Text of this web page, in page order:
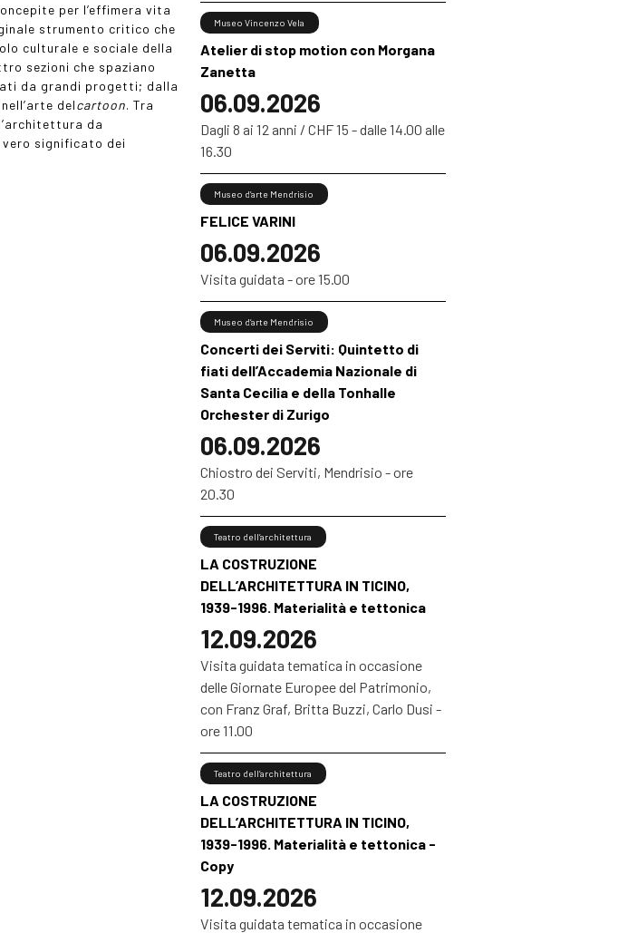
per l’effimera vita
strumento critico che
culturale e sociale della
sezioni che spaziano
da grandi progetti; dalla
delcartoon. Tra
da
significato dei
Atelier di stop motion con Morgana
Zanetta
06.09.2026
Museo Vincenzo Vela
Dagli 8 ai 12 anni / CHF 15 - dalle 14.00 alle
16.30
FELICE VARINI
06.09.2026
Museo d’arte Mendrisio
Visita guidata - ore 15.00
Concerti dei Serviti: Quintetto di
fiati dell’Accademia Nazionale di
Santa Cecilia e della Tonhalle
Orchester di Zurigo
06.09.2026
Museo d’arte Mendrisio
Chiostro dei Serviti, Mendrisio - ore
20.30
LA COSTRUZIONE
DELL’ARCHITETTURA IN TICINO,
1939-1996. Materialità e tettonica
12.09.2026
Teatro dell’architettura
Visita guidata tematica in occasione
delle Giornate Europee del Patrimonio,
con Franz Graf, Britta Buzzi, Carlo Dusi -
ore 11.00
LA COSTRUZIONE
DELL’ARCHITETTURA IN TICINO,
1939-1996. Materialità e tettonica -
Copy
12.09.2026
Teatro dell’architettura
Visita guidata tematica in occasione